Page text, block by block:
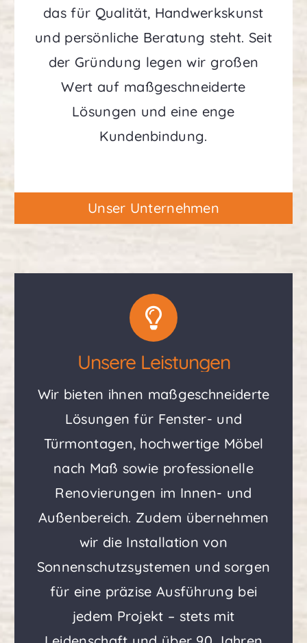
das für Qualität, Handwerkskunst
und persönliche Beratung steht. Seit
der Gründung legen wir großen
Wert auf maßgeschneiderte
Lösungen und eine enge
Kundenbindung.
Unser Unternehmen
Unsere Leistungen
Wir bieten ihnen maßgeschneiderte
Lösungen für Fenster- und
Türmontagen, hochwertige Möbel
nach Maß sowie professionelle
Renovierungen im Innen- und
Außenbereich. Zudem übernehmen
wir die Installation von
Sonnenschutzsystemen und sorgen
für eine präzise Ausführung bei
jedem Projekt – stets mit